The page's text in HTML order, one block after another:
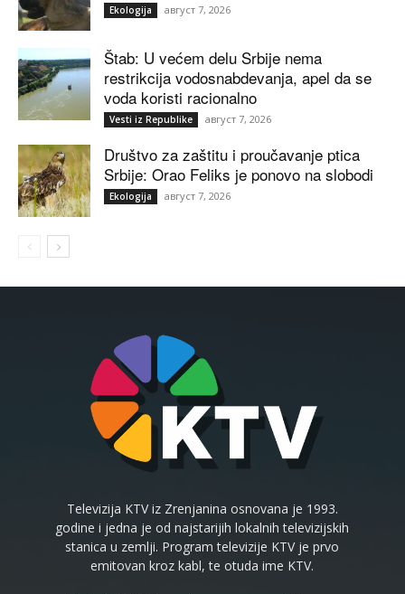
Ekologija август 7, 2026
Štab: U većem delu Srbije nema
restrikcija vodosnabdevanja, apel da se
voda koristi racionalno
Vesti iz Republike август 7, 2026
Društvo za zaštitu i proučavanje ptica
Srbije: Orao Feliks je ponovo na slobodi
Ekologija август 7, 2026
Televizija KTV iz Zrenjanina osnovana je 1993.
godine i jedna je od najstarijih lokalnih televizijskih
stanica u zemlji. Program televizije KTV je prvo
emitovan kroz kabl, te otuda ime KTV.